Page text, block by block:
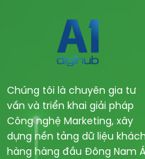
Chúng tôi là chuyên gia tư
vấn và triển khai giải pháp
Công nghệ Marketing, xây
dựng nền tảng dữ liệu khách
hàng hàng đầu Đông Nam